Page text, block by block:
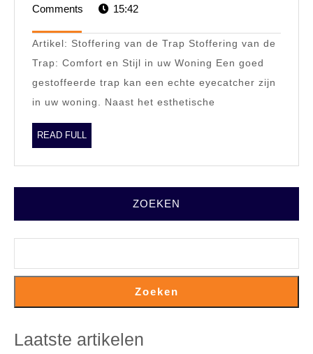
uw
Trap:
Comfort
en
juni
Comments
15:42
Artikel: Stoffering van de Trap Stoffering van de
Trap: Comfort en Stijl in uw Woning Een goed
gestoffeerde trap kan een echte eyecatcher zijn
in uw woning. Naast het esthetische
READ FULL
FULL
ZOEKEN
Zoeken
Laatste artikelen